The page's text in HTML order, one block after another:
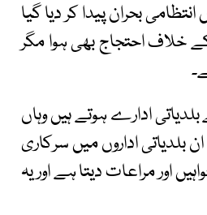
بحران پیدا کر دیا گیا
خلاف احتجاج بھی ہوا مگر
ادارے ہوتے ہیں وہاں
بلدیاتی اداروں میں سرکاری
اور مراعات دیتا ہے اور یہ